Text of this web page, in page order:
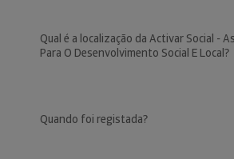
Qual é a localização da Activar Social -
Para O Desenvolvimento Social E Local?
Quando foi registada?